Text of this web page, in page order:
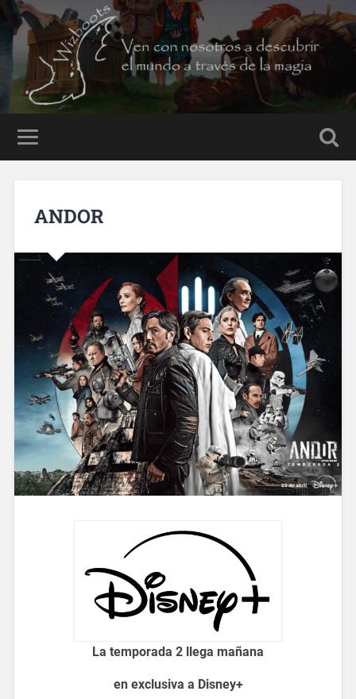
ANDOR
La temporada 2 llega mañana
en exclusiva a Disney+